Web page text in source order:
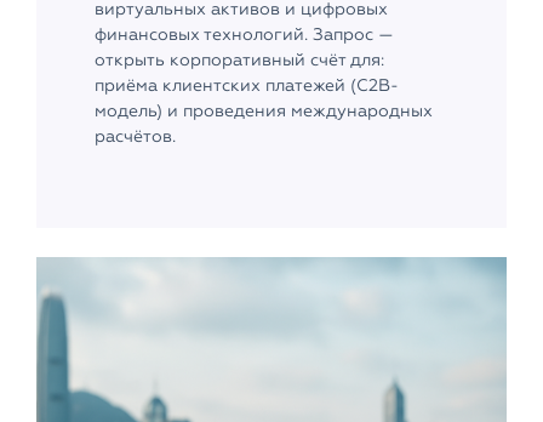
виртуальных активов и цифровых
финансовых технологий. Запрос —
открыть корпоративный счёт для:
приёма клиентских платежей (C2B-
модель) и проведения международных
расчётов.